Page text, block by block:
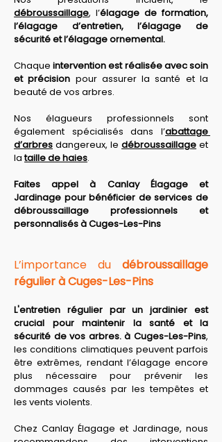
débroussaillage, l’élagage de formation,
l’élagage d’entretien, l’élagage de
sécurité et l’élagage ornemental.
Chaque intervention est réalisée avec soin
et précision pour assurer la santé et la
beauté de vos arbres.
Nos élagueurs professionnels sont
également spécialisés dans l’abattage
d’arbres dangereux, le débroussaillage et
la taille de haies.
Faites appel à Canlay Élagage et
Jardinage pour bénéficier de services de
débroussaillage professionnels et
personnalisés à Cuges-Les-Pins
L’importance du débroussaillage
régulier à Cuges-Les-Pins
L'entretien régulier par un jardinier est
crucial pour maintenir la santé et la
sécurité de vos arbres. à Cuges-Les-Pins,
les conditions climatiques peuvent parfois
être extrêmes, rendant l’élagage encore
plus nécessaire pour prévenir les
dommages causés par les tempêtes et
les vents violents.
Chez Canlay Élagage et Jardinage, nous